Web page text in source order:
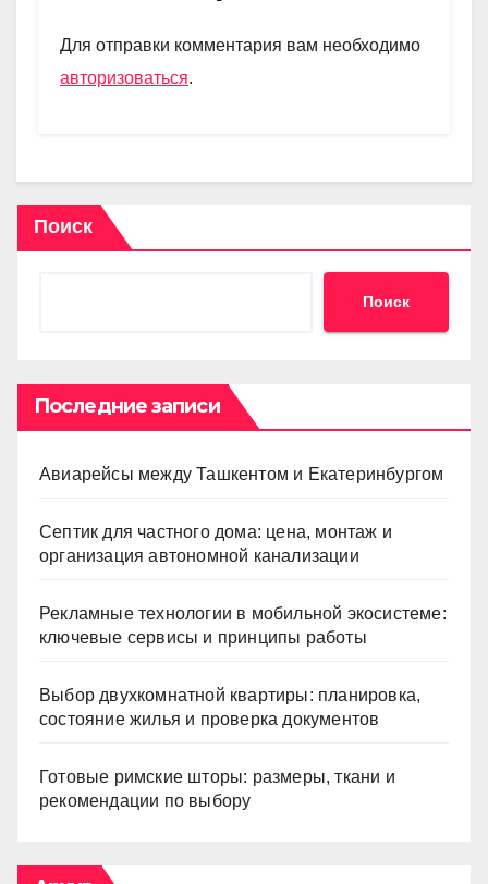
m p
p
a
и
Для отправки комментария вам необходимо
авторизоваться.
Поиск
Поиск
Последние записи
Авиарейсы между Ташкентом и Екатеринбургом
Септик для частного дома: цена, монтаж и
организация автономной канализации
Рекламные технологии в мобильной экосистеме:
ключевые сервисы и принципы работы
Выбор двухкомнатной квартиры: планировка,
состояние жилья и проверка документов
Готовые римские шторы: размеры, ткани и
рекомендации по выбору